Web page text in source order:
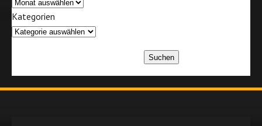
Kategorien
Suchen